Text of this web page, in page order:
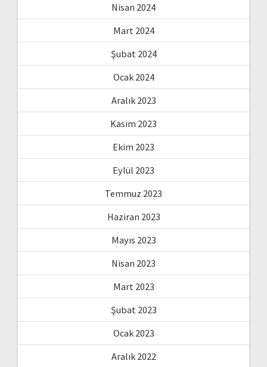
Nisan 2024
Mart 2024
Şubat 2024
Ocak 2024
Aralık 2023
Kasım 2023
Ekim 2023
Eylül 2023
Temmuz 2023
Haziran 2023
Mayıs 2023
Nisan 2023
Mart 2023
Şubat 2023
Ocak 2023
Aralık 2022